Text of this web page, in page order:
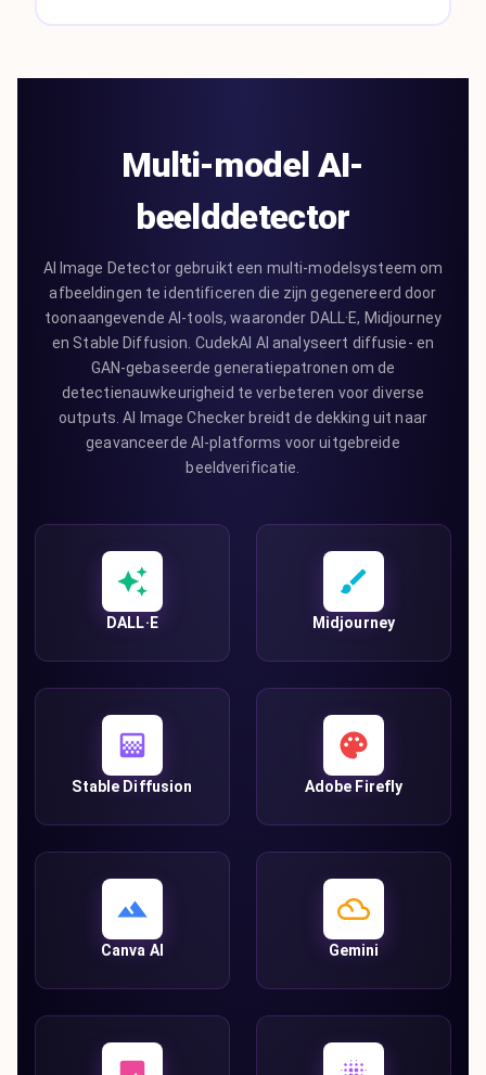
Multi-model AI-
beelddetector
AI Image Detector gebruikt een multi-modelsysteem om
afbeeldingen te identificeren die zijn gegenereerd door
toonaangevende AI-tools, waaronder DALL·E, Midjourney
en Stable Diffusion. CudekAI AI analyseert diffusie- en
GAN-gebaseerde generatiepatronen om de
detectienauwkeurigheid te verbeteren voor diverse
outputs. AI Image Checker breidt de dekking uit naar
geavanceerde AI-platforms voor uitgebreide
beeldverificatie.
DALL·E Midjourney
Stable Diffusion Adobe Firefly
Canva AI Gemini